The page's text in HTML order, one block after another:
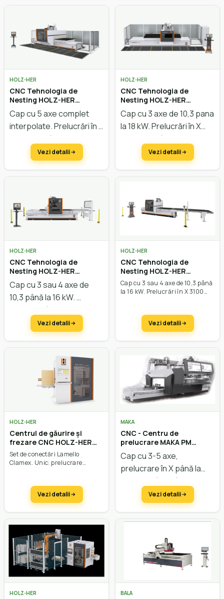
dotarea standard.
HOLZ-HER
CNC Tehnologia de
Nesting HOLZ-HER
Dynestic 7535
Cap cu 5 axe complet
interpolate. Prelucrări în X
3700 mm până la 6250
mm, în Y până la 2200mm,
în Z până la 565 mm.
Vezi detalii
HOLZ-HER
CNC Tehnologia de
Nesting HOLZ-HER
Dynestic 7532
Cap cu 3 axe de 10,3 pana
la 18 kW. Prelucrări în X
3700 mm până la 6250
mm, în Y până la 2200 mm,
în Z până la 293 mm.
Vezi detalii
HOLZ-HER
CNC Tehnologia de
Nesting HOLZ-HER
Dynestic 7507
Cap cu 3 sau 4 axe de
10,3 până la 16 kW.
Prelucrări în X 3100 mm
până la 4600 mm, în Y
până la 2200mm, în Z
vectorială de 101 m/min.
Vezi detalii
HOLZ-HER
CNC Tehnologia de
Nesting HOLZ-HER
Dynestic 7505
Cap cu 3 sau 4 axe de 10,3 până
la 16 kW. Prelucrări în X 3100
317 mm. Viteza vectorială de 101
Vezi detalii
HOLZ-HER
Centrul de găurire și
frezare CNC HOLZ-HER
Evolution 7405 4mat
Connect
Set de conectări Lamello
Clamex. Unic: prelucrare
frezare în dotarea standard.
Vezi detalii
MAKA
CNC - Centru de
prelucrare MAKA PM
Modular
Cap cu 3-5 axe,
prelucrare în X până la
8000 mm, în Y până la
2000 mm,în Z până la 400
mm, sistem modular de
Vezi detalii
HOLZ-HER BALA